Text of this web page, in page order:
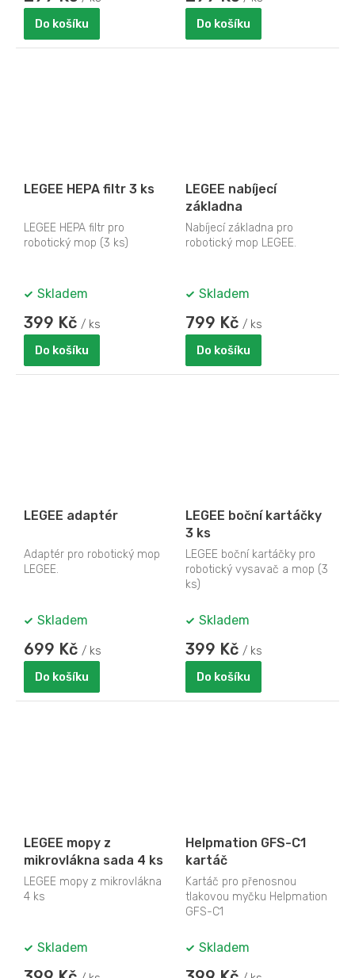
Do košíku Do košíku
LEGEE HEPA filtr 3 ks
LEGEE HEPA filtr pro
robotický mop (3 ks)
Skladem
399 Kč / ks
Do košíku
LEGEE nabíjecí
základna
Nabíjecí základna pro
robotický mop LEGEE.
Skladem
799 Kč / ks
Do košíku
LEGEE adaptér
Adaptér pro robotický mop
LEGEE.
Skladem
699 Kč / ks
Do košíku
LEGEE boční kartáčky
3 ks
LEGEE boční kartáčky pro
robotický vysavač a mop (3
ks)
Skladem
399 Kč / ks
Do košíku
LEGEE mopy z
mikrovlákna sada 4 ks
LEGEE mopy z mikrovlákna
4 ks
Skladem
Helpmation GFS-C1
kartáč
Kartáč pro přenosnou
tlakovou myčku Helpmation
GFS-C1
Skladem